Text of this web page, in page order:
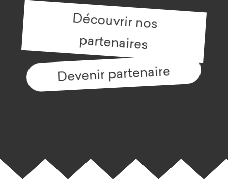
Découvrir nos
partenaires
Devenir partenaire